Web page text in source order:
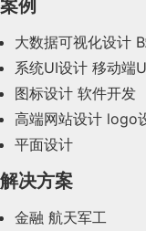
2023年10月(14)
2023年8月(88)
2023年7月(62)
2023年6月(58)
案例
大数据可视化设计
系统UI设计 移动端
图标设计 软件开发
高端网站设计 logo
平面设计
解决方案
金融 航天军工